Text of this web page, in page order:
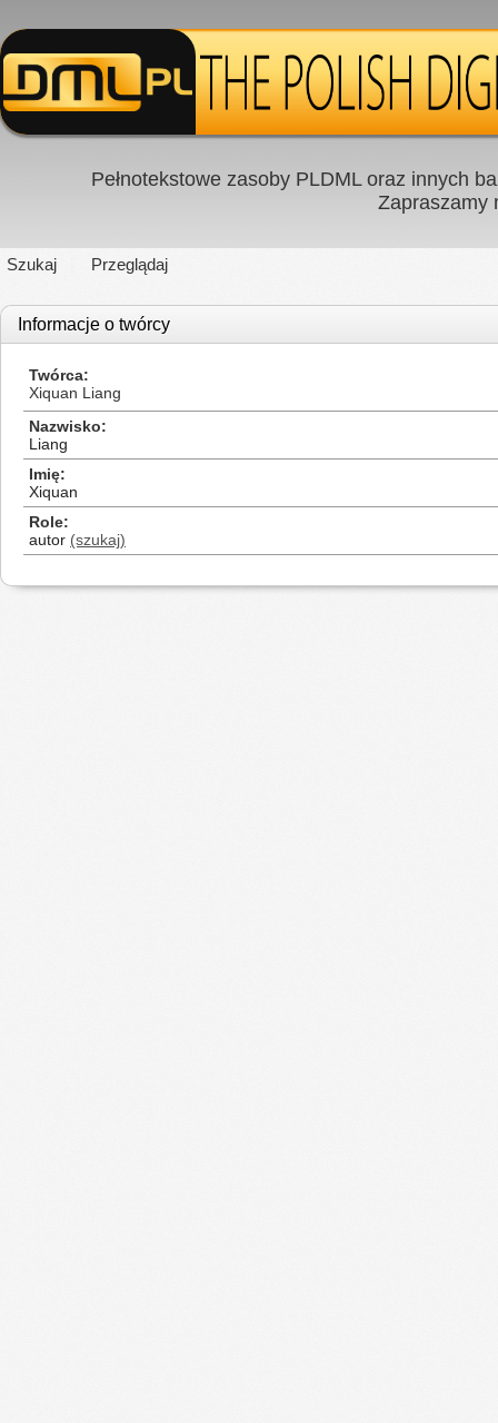
Pełnotekstowe zasoby PLDML oraz innych
Zapraszamy
Szukaj Przeglądaj
Informacje o twórcy
Twórca
Xiquan Liang
Nazwisko
Liang
Imię
Xiquan
Role
autor (szukaj)